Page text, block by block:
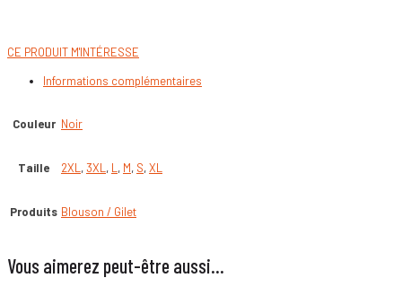
CE PRODUIT M'INTÉRESSE
Informations complémentaires
Couleur Noir
Taille 2XL ,3XL , L , M, S,XL
Produits Blouson / Gilet
Vous aimerez peut-être aussi…